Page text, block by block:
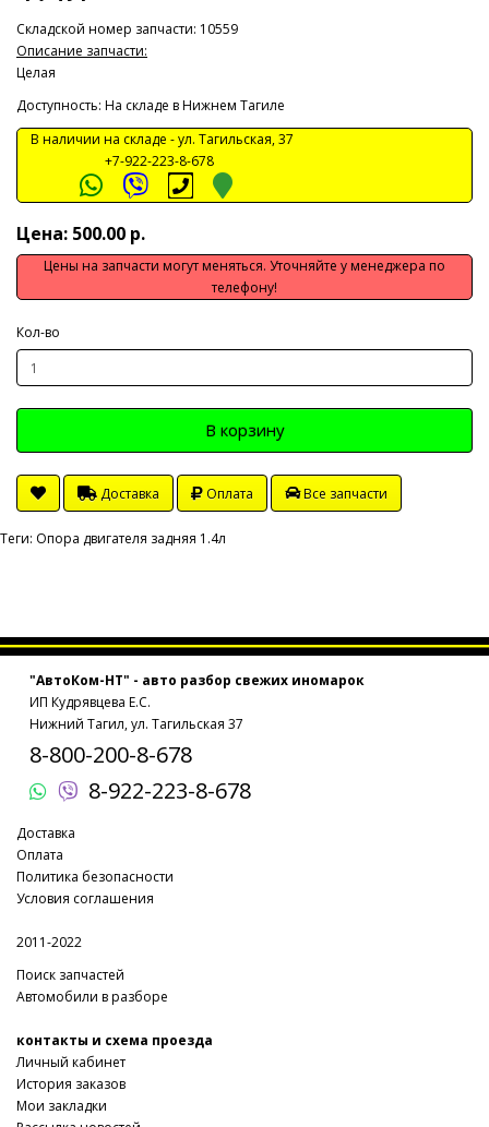
Складской номер запчасти: 10559
Описание запчасти:
Целая
Доступность: На складе в Нижнем Тагиле
В наличии на складе -ул. Тагильская, 37
+7-922-223-8-678
Цена: 500.00 р.
Цены на запчасти могут меняться. Уточняйте у менеджера по
телефону!
Кол-во
В корзину
Доставка Оплата Все запчасти
Теги: Опора двигателя задняя 1.4л
"АвтоКом-НТ" - авто разбор свежих иномарок
ИП Кудрявцева Е.С.
Нижний Тагил, ул. Тагильская 37
8-800-200-8-678
8-922-223-8-678
Доставка
Оплата
Политика безопасности
Условия соглашения
2011-2022
Поиск запчастей
Автомобили в разборе
контакты и схема проезда
Личный кабинет
История заказов
Мои закладки